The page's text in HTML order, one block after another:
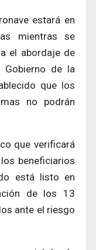
estará en
mientras se
el abordaje de
Gobierno de la
que los
no podrán
que verificará
beneficiarios
está listo en
de los 13
ante el riesgo